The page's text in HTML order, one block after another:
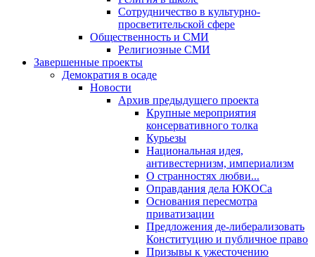
Сотрудничество в культурно-
просветительской сфере
Общественность и СМИ
Религиозные СМИ
Завершенные проекты
Демократия в осаде
Новости
Архив предыдущего проекта
Крупные мероприятия
консервативного толка
Курьезы
Национальная идея,
антивестернизм, империализм
О странностях любви...
Оправдания дела ЮКОСа
Основания пересмотра
приватизации
Предложения де-либерализовать
Конституцию и публичное право
Призывы к ужесточению